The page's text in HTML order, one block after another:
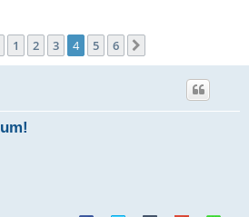
Previous
1 2 3 4 5 6